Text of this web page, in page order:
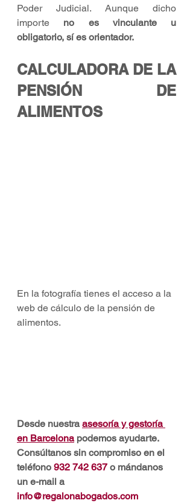
Poder Judicial. Aunque dicho
importe no es vinculante u
obligatorio, sí es orientador.
CALCULADORA DE LA
PENSIÓN DE
ALIMENTOS
En la fotografía tienes el acceso a la
web de cálculo de la pensión de
alimentos.
Desde nuestra asesoría y gestoría
en Barcelona podemos ayudarte.
Consúltanos sin compromiso en el
teléfono 932 742 637 o mándanos
un e-mail a
info@regalonabogados.com